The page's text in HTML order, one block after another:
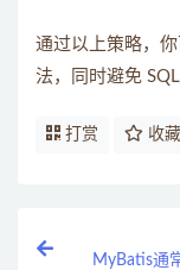
通过以上策略，
法，同时避免
打赏 收藏
MyBatis通